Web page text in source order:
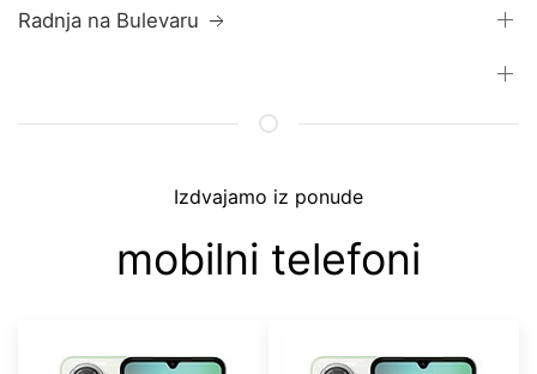
Radnja na Bulevaru
Izdvajamo iz ponude
mobilni telefoni